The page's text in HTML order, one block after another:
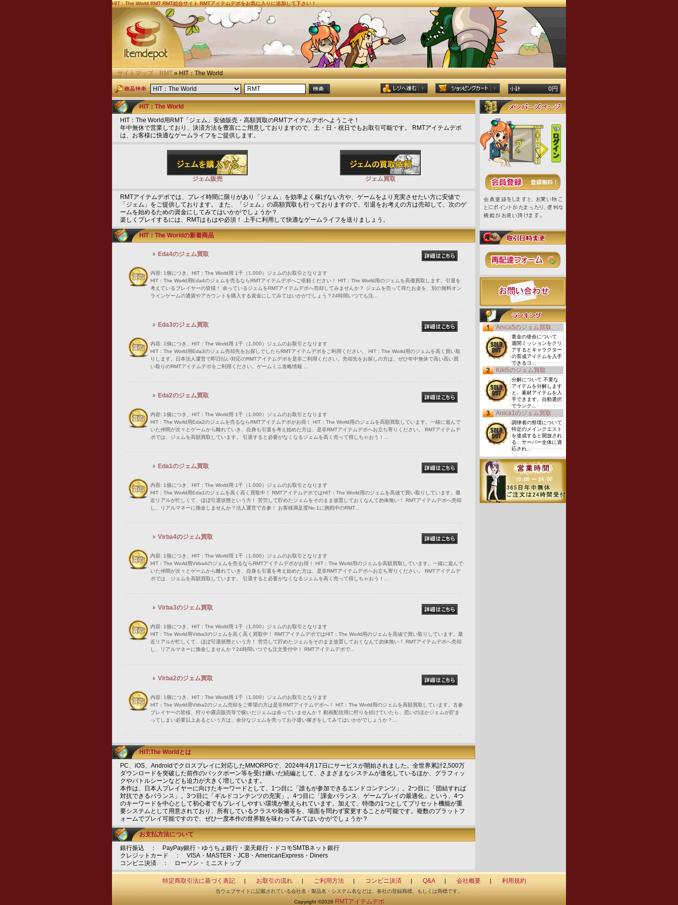
HIT：The WorldRMT RMT総合サイト RMTアイテムデポをお気に入りに追加して下さい！
サイトマップ RMT» HIT：The World
0円
HIT：The World
HIT：The World用RMT「ジェム」安値販売・高額買取のRMTアイテムデポへようこそ！
年中無休で営業しており、決済方法を豊富にご用意しておりますので、土・日・祝日でもお取引可能です。 RMTアイテムデポ
は、お客様に快適なゲームライフをご提供します。
ジェム販売 ジェム買取
RMTアイテムデポでは、プレイ時間に限りがあり「ジェム」を効率よく稼げない方や、ゲームをより充実させたい方に安値で
「ジェム」をご提供しております。 また、「ジェム」の高額買取も行っておりますので、引退をお考えの方は売却して、次のゲ
ームを始めるための資金にしてみてはいかがでしょうか？
楽しくプレイするには、RMTはもはや必須！ 上手に利用して快適なゲームライフを送りましょう。
HIT：The Worldの新着商品
Eda4のジェム買取
内容: 1個につき、HIT：The World用 1千（1,000）ジェムのお取引となります
HIT：The World用Eda4のジェムを売るならRMTアイテムデポへご依頼ください！ HIT：The World用のジェムを高価買取します。引退を
考えているプレイヤーの皆様！ 余っているジェムをRMTアイテムデポへ売却してみませんか？ ジェムを売って得たお金を、別の無料オン
ラインゲームの通貨やアカウントを購入する資金にしてみてはいかがでしょう？24時間いつでも注...
Eda3のジェム買取
内容: 1個につき、HIT：The World用 1千（1,000）ジェムのお取引となります
HIT：The World用Eda3のジェム売却先をお探しでしたらRMTアイテムデポをご利用ください。 HIT：The World用のジェムを高く買い取
りします。日本法人運営で即日払い対応のRMTアイテムデポを是非ご利用ください。売却先をお探しの方は、ぜひ年中無休で高い高い買
い取りのRMTアイテムデポをご利用ください。ゲームミニ攻略情報 ...
Eda2のジェム買取
内容: 1個につき、HIT：The World用 1千（1,000）ジェムのお取引となります
HIT：The World用Eda2のジェムを売るならRMTアイテムデポがお得！ HIT：The World用のジェムを高額買取しています。一緒に遊んで
いた仲間が次々とゲームから離れていき、自身も引退を考え始めた方は、是非RMTアイテムデポへお立ち寄りください。 RMTアイテムデ
ポでは、ジェムを高額買取しています。 引退すると必要がなくなるジェムを高く売って得しちゃおう！...
Eda1のジェム買取
内容: 1個につき、HIT：The World用 1千（1,000）ジェムのお取引となります
HIT：The World用Eda1のジェムを高く高く買取中！ RMTアイテムデポではHIT：The World用のジェムを高値で買い取りしています。最
近リアルが忙しくて、ほぼ引退状態という方！ 苦労して貯めたジェムをそのまま放置しておくなんて勿体無い！ RMTアイテムデポへ売却
し、リアルマネーに換金しませんか？法人運営で古参！ お客様満足度No.1に挑戦中のRMT...
Virba4のジェム買取
内容: 1個につき、HIT：The World用 1千（1,000）ジェムのお取引となります
HIT：The World用Virba4のジェムを売るならRMTアイテムデポがお得！ HIT：The World用のジェムを高額買取しています。一緒に遊んで
いた仲間が次々とゲームから離れていき、自身も引退を考え始めた方は、是非RMTアイテムデポへお立ち寄りください。 RMTアイテムデ
ポでは、ジェムを高額買取しています。 引退すると必要がなくなるジェムを高く売って得しちゃおう！...
Virba3のジェム買取
内容: 1個につき、HIT：The World用 1千（1,000）ジェムのお取引となります
HIT：The World用Virba3のジェムを高く高く買取中！ RMTアイテムデポではHIT：The World用のジェムを高値で買い取りしています。最
近リアルが忙しくて、ほぼ引退状態という方！ 苦労して貯めたジェムをそのまま放置しておくなんて勿体無い！ RMTアイテムデポへ売却
し、リアルマネーに換金しませんか？24時間いつでも注文受付中！ RMTアイテムデポで...
Virba2のジェム買取
内容: 1個につき、HIT：The World用 1千（1,000）ジェムのお取引となります
HIT：The World用Virba2のジェム売却をご希望の方は是非RMTアイテムデポへ！ HIT：The World用のジェムを高額買取しています。古参
プレイヤーの皆様、狩りや露店販売等で稼いだジェムは余っていませんか？ 動画配信用に狩りを続けていたら、思いのほかジェムが貯ま
ってしまい必要以上あるという方は、余分なジェムを売ってお小遣い稼ぎをしてみてはいかがでしょうか？...
HIT:The Worldとは
PC、iOS、Androidでクロスプレイに対応したMMORPGで、2024年4月17日にサービスが開始されました。全世界累計2,500万
ダウンロードを突破した前作のバックボーン等を受け継いだ続編として、さまざまなシステムが進化しているほか、グラフィッ
クやバトルシーンなども迫力が大きく増しています。
本作は、日本人プレイヤーに向けたキーワードとして、1つ目に「誰もが参加できるエンドコンテンツ」。2つ目に「団結すれば
対抗できるバランス」。3つ目に「ギルドコンテンツの充実」。4つ目に「課金バランス、ゲームプレイの最適化」という、4つ
のキーワードを中心として初心者でもプレイしやすい環境が整えられています。加えて、特徴の1つとしてプリセット機能が重
要システムとして用意されており、所有しているクラスや装備等を、場面を問わず変更することが可能です。複数のプラットフ
ォームでプレイ可能ですので、ぜひ一度本作の世界観を味わってみてはいかがでしょうか？
お支払方法について
銀行振込 ： PayPay銀行・ゆうちょ銀行・楽天銀行・ドコモSMTBネット銀行
クレジットカード ： VISA・MASTER・JCB・AmericanExpress・Diners
コンビニ決済 ： ローソン・ミニストップ
Anica5のジェム買取
黄金の使命について
週間ミッションをクリ
アするとキャラクター
の育成アイテムを入手
できるコ...
Kiki5のジェム買取
分解について 不要な
アイテムを分解します
と、素材アイテムを入
手できます。自動選択
でランク...
Anica1のジェム買取
調律者の祭壇について
特定のメインクエスト
を達成すると開放され
る、サーバー全体に適
応され...
特定商取引法に基づく表記 | お取引の流れ | ご利用方法 | コンビニ決済 | Q&A | 会社概要 | 利用規約
当ウェブサイトに記載されている会社名・製品名・システム名などは、各社の登録商標、もしくは商標です。
Copyright ©2026 RMTアイテムデポ